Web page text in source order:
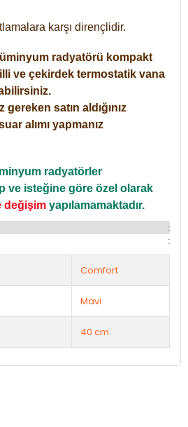
karşı dirençlidir.
radyatörü kompakt
ve çekirdek termostatik vana
satın aldığınız
alımı yapmanız
radyatörler
ve isteğine göre özel olarak
değişim yapılamamaktadır.
:
:
Comfort
Mavi
40 cm.